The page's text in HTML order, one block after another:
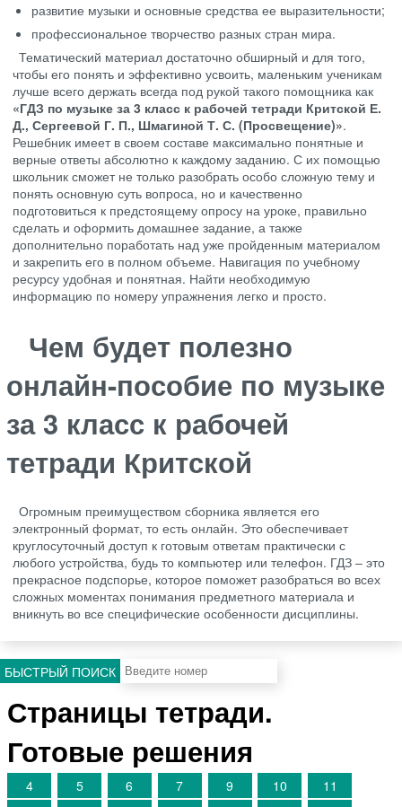
развитие музыки и основные средства ее выразительности;
профессиональное творчество разных стран мира.
Тематический материал достаточно обширный и для того,
чтобы его понять и эффективно усвоить, маленьким ученикам
лучше всего держать всегда под рукой такого помощника как
«ГДЗ по музыке за 3 класс к рабочей тетради Критской Е.
Д., Сергеевой Г. П., Шмагиной Т. С. (Просвещение)».
Решебник имеет в своем составе максимально понятные и
верные ответы абсолютно к каждому заданию. С их помощью
школьник сможет не только разобрать особо сложную тему и
понять основную суть вопроса, но и качественно
подготовиться к предстоящему опросу на уроке, правильно
сделать и оформить домашнее задание, а также
дополнительно поработать над уже пройденным материалом
и закрепить его в полном объеме. Навигация по учебному
ресурсу удобная и понятная. Найти необходимую
информацию по номеру упражнения легко и просто.
Чем будет полезно
онлайн-пособие по музыке
за 3 класс к рабочей
тетради Критской
Огромным преимуществом сборника является его
электронный формат, то есть онлайн. Это обеспечивает
круглосуточный доступ к готовым ответам практически с
любого устройства, будь то компьютер или телефон. ГДЗ – это
прекрасное подспорье, которое поможет разобраться во всех
сложных моментах понимания предметного материала и
вникнуть во все специфические особенности дисциплины.
БЫСТРЫЙ ПОИСК
Страницы тетради.
Готовые решения
4 5 6 7 9 10
11